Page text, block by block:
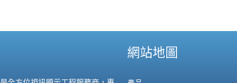
網站地圖